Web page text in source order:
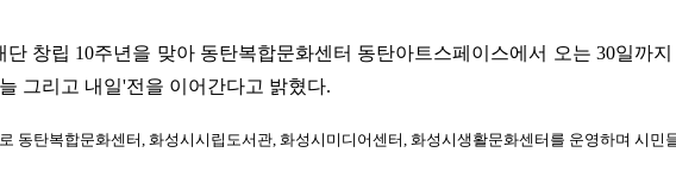
창립 10주년을 맞아 동탄복합문화센터 동탄아트스페이스에서 오는 30일까
그리고 내일'전을 이어간다고 밝혔다.
동탄복합문화센터, 화성시시립도서관, 화성시미디어센터, 화성시생활문화센터를 운영하며 시